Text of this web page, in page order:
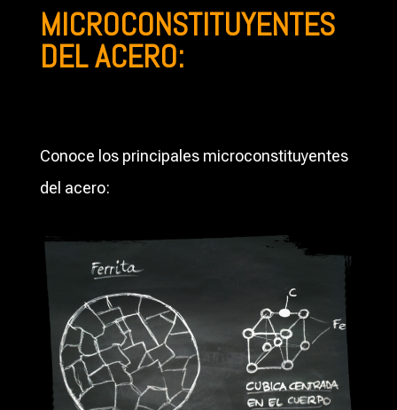
MICROCONSTITUYENTES
DEL ACERO:
Conoce los principales microconstituyentes
del acero: